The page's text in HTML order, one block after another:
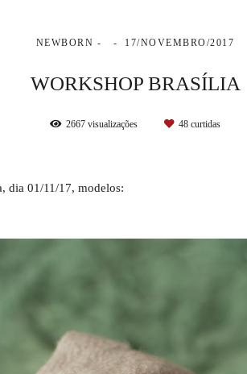
NEWBORN 17/NOVEMBRO/2017
WORKSHOP BRASÍLIA
2667 visualizações 48 curtidas
dia 01/11/17, modelos: